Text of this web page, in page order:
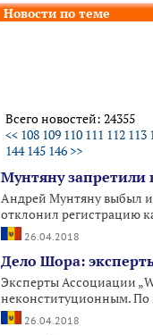
Новости по теме
Всего новостей: 24355
<< 108 109 110 111 112 113
144 145 146 >>
Мунтяну запретили
Андрей Мунтяну выбыл
отклонил регистрацию
26.04.2018
Дело Шора:
Эксперты Ассоциации
неконституционным. По
26.04.2018